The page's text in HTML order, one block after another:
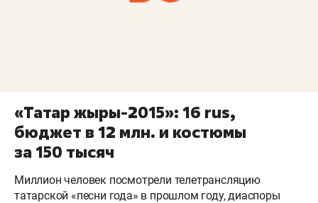
«Татар жыры-2015»: 16 rus,
бюджет в 12 млн. и костюмы
за 150 тысяч
Миллион человек посмотрели телетрансляцию
татарской «песни года» в прошлом году, диаспоры